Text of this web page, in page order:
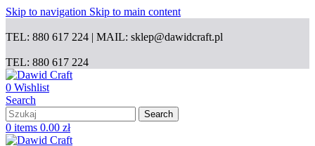
Skip to navigation Skip to main content
TEL: 880 617 224 | MAIL: sklep@dawidcraft.pl
TEL: 880 617 224
0 Wishlist
Search
Search
0 items 0.00 zł